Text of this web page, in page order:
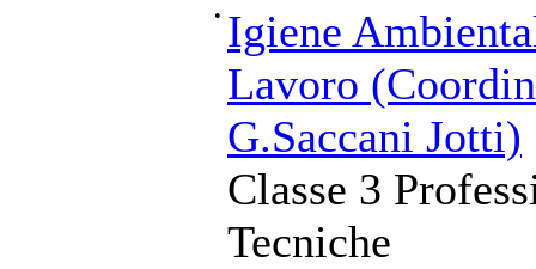
• Igiene
Lavoro
G.Saccani Jotti)
Classe 3
Tecniche